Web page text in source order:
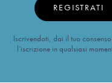
REGISTRATI
Iscrivendoti, dai il tuo
l’iscrizione in qualsiasi